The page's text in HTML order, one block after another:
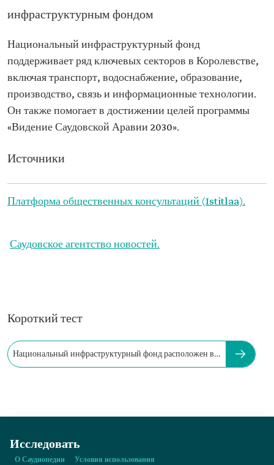
инфраструктурным фондом
Национальный инфраструктурный фонд
поддерживает ряд ключевых секторов в Королевстве,
включая транспорт, водоснабжение, образование,
производство, связь и информационные технологии.
Он также помогает в достижении целей программы
«Видение Саудовской Аравии 2030».
Источники
Платформа общественных консультаций (Istitlaa).
Саудовское агентство новостей.
Короткий тест
Национальный инфраструктурный фонд расположен в…
Исследовать
О Саудиопедии Условия использования